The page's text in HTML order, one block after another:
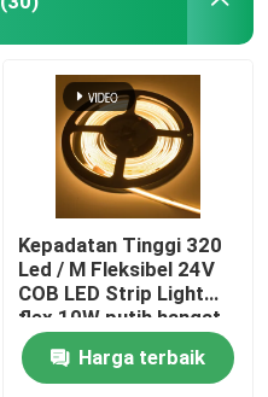
Kepadatan Tinggi 320
Led / M Fleksibel 24V
COB LED Strip Light
flex 10W putih hangat
Harga terbaik